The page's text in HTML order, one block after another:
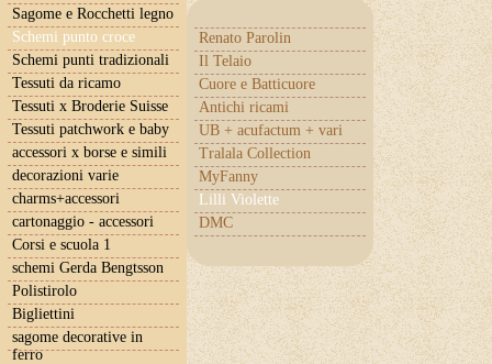
Sagome e Rocchetti legno
Schemi punto croce
Renato Parolin
Il Telaio
Cuore e Batticuore
Antichi ricami
UB + acufactum + vari
Tralala Collection
MyFanny
Lilli Violette
DMC
Schemi punti tradizionali
Tessuti da ricamo
Tessuti x Broderie Suisse
Tessuti patchwork e baby
accessori x borse e simili
decorazioni varie
charms+accessori
cartonaggio - accessori
Corsi e scuola 1
schemi Gerda Bengtsson
Polistirolo
Bigliettini
sagome decorative in
ferro